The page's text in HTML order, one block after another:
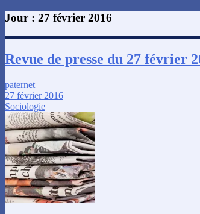
Jour : 27 février 2016
Revue de presse du 27 février
paternet
27 février 2016
Sociologie